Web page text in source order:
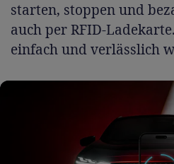
starten, stoppen und
auch per RFID-
einfach und verlässlich